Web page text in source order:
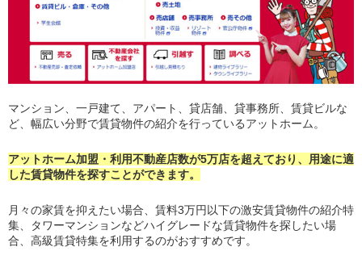
マンション、一戸建て、アパート、貸店舗、貸事務所、賃貸ビルな
ど、幅広い分野で賃貸物件の紹介を行っているアットホーム。
アットホーム加盟・利用不動産店数が5万店を超えており、用途に適
した賃貸物件を探すことができます。
月々の家賃を抑えたい場合、賃料3万円以下の激安賃貸物件の紹介特
集、タワーマンションなどハイグレードな賃貸物件を探したい場
合、高級賃貸特集を利用するのがおすすめです。